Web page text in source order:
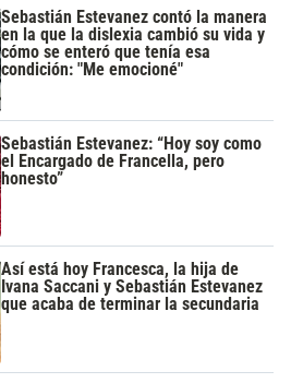
Sebastián Estevanez contó la manera
en la que la dislexia cambió su vida y
cómo se enteró que tenía esa
condición: "Me emocioné"
Sebastián Estevanez: “Hoy soy como
el Encargado de Francella, pero
honesto”
Así está hoy Francesca, la hija de
Ivana Saccani y Sebastián Estevanez
que acaba de terminar la secundaria